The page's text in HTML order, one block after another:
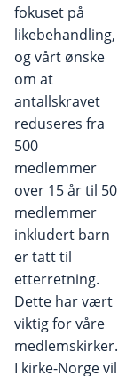
fokuset på
likebehandling,
og vårt ønske
om at
antallskravet
reduseres fra
500
medlemmer
over 15 år til 50
medlemmer
inkludert barn
er tatt til
etterretning.
Dette har vært
viktig for våre
medlemskirker.
I kirke-Norge vil